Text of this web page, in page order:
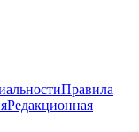
Правила
Редакционная